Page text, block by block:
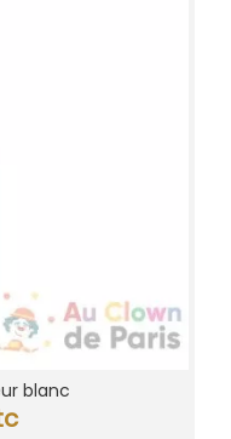
blanc